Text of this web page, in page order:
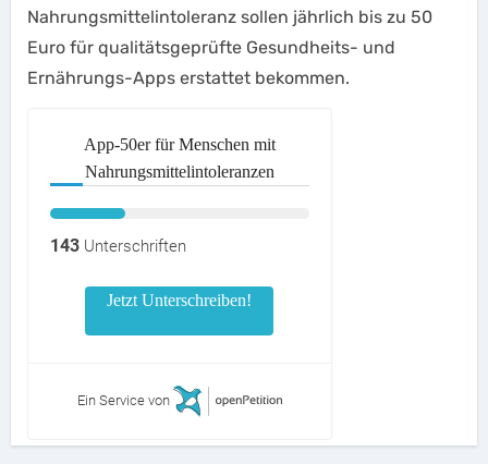
Nahrungsmittelintoleranz sollen jährlich bis zu 50
Euro für qualitätsgeprüfte Gesundheits- und
Ernährungs-Apps erstattet bekommen.
App-50er für Menschen mit
Nahrungsmittelintoleranzen
143Unterschriften
Jetzt Unterschreiben!
Ein Service von